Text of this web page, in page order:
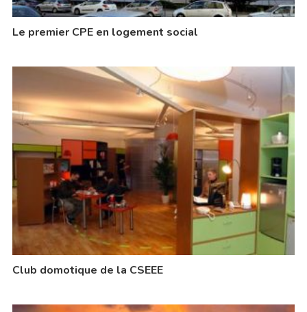
Le premier CPE en logement social
Club domotique de la CSEEE